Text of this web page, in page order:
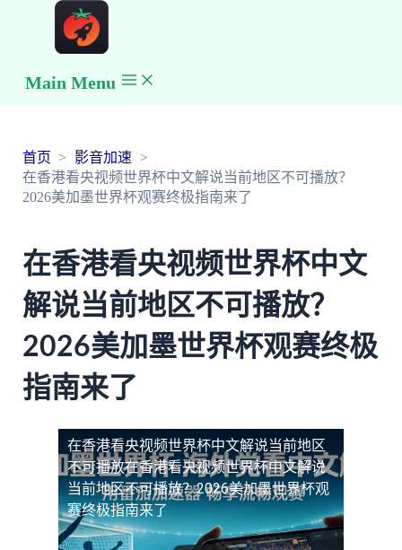
Main Menu
首页
影音加速
在香港看央视频世界杯中文解说当前地区不可播放？
2026美加墨世界杯观赛终极指南来了
在香港看央视频世界杯中文
解说当前地区不可播放？
2026美加墨世界杯观赛终极
指南来了
在香港看央视频世界杯中文解说当前地区
不可播放在香港看央视频世界杯中文解说
当前地区不可播放？2026美加墨世界杯观
赛终极指南来了